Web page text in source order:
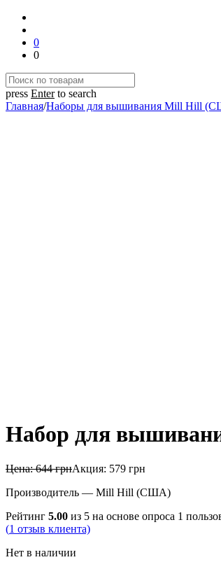
0
0
press Enterto search
Главная/Наборы для вышивания Mill Hill
Набор для
Цена:644грнАкция: 579 грн
Производитель — Mill Hill (США)
Рейтинг 5.00 из 5 на основе опроса 1
(1 отзыв клиента)
Нет в наличии